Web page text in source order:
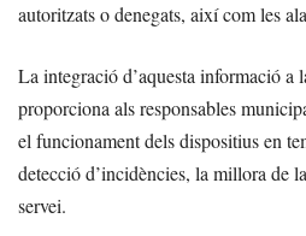
autoritzats o denegats, així com les
La integració d’aquesta informació a
proporciona als responsables
el funcionament dels dispositius en
detecció d’incidències, la millora de
servei.